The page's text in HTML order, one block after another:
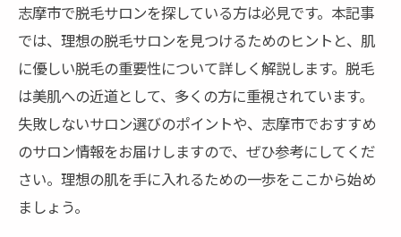
志摩市で脱毛サロンを探している方は必見です。本記事
では、理想の脱毛サロンを見つけるためのヒントと、肌
に優しい脱毛の重要性について詳しく解説します。脱毛
は美肌への近道として、多くの方に重視されています。
失敗しないサロン選びのポイントや、志摩市でおすすめ
のサロン情報をお届けしますので、ぜひ参考にしてくだ
さい。理想の肌を手に入れるための一歩をここから始め
ましょう。